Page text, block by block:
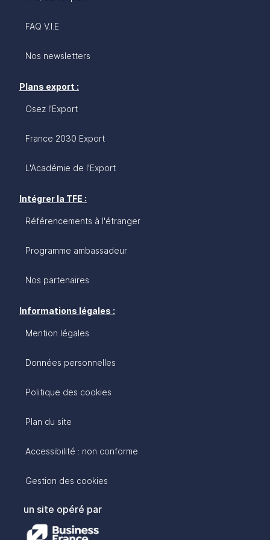
FAQ V.I.E
Nos newsletters
Plans export :
Osez l'Export
France 2030 Export
L'Académie de l'Export
Intégrer la TFE :
Référencements à l'étranger
Programme ambassadeur
Nos partenaires
Informations légales :
Mention légales
Données personnelles
Politique des cookies
Plan du site
Accessibilité : non conforme
Gestion des cookies
un site opéré par